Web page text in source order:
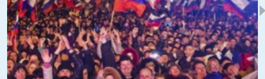
mais là ce sont des salauds* conscients de leur propagande qui
doit continuer de rentrer dans leur scénario pré-établi.)
*pardon,Olivier pour le terme employé…
Ils disent également « le storytelling »(?) les anglo-saxons, n’est-ce
pas?